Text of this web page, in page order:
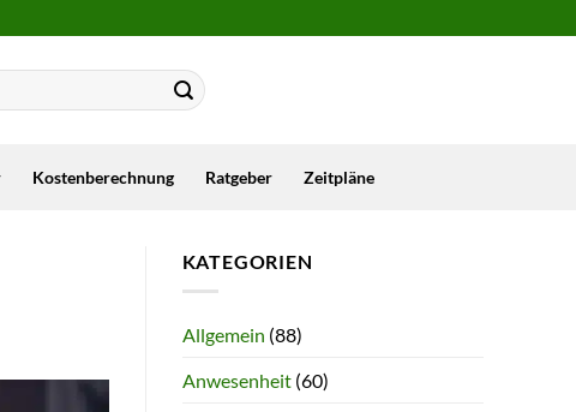
Kostenberechnung Ratgeber Zeitpläne
KATEGORIEN
Allgemein (88)
Anwesenheit(60)